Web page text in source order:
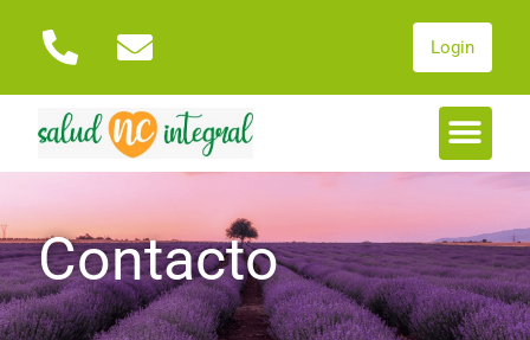
Login
Contacto